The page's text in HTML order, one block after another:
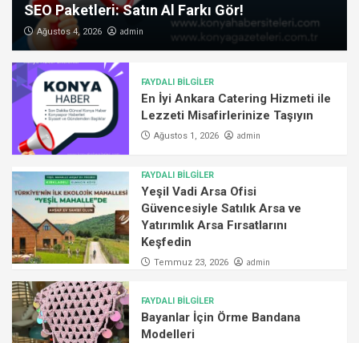
SEO Paketleri: Satın Al Farkı Gör!
Ağustos 4, 2026 admin
FAYDALI BİLGİLER
En İyi Ankara Catering Hizmeti ile
Lezzeti Misafirlerinize Taşıyın
Ağustos 1, 2026 admin
FAYDALI BİLGİLER
Yeşil Vadi Arsa Ofisi
Güvencesiyle Satılık Arsa ve
Yatırımlık Arsa Fırsatlarını
Keşfedin
Temmuz 23, 2026 admin
FAYDALI BİLGİLER
Bayanlar İçin Örme Bandana
Modelleri